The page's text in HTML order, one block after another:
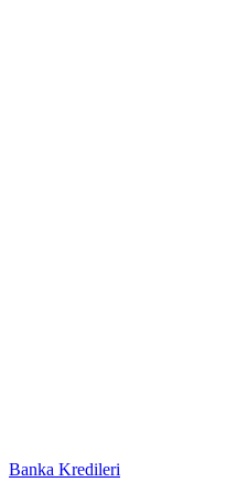
Banka Kredileri